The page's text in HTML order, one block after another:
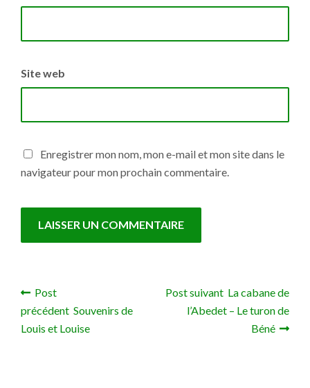
Site web
Enregistrer mon nom, mon e-mail et mon site dans le
navigateur pour mon prochain commentaire.
Navigation de l’article
Post
précédent Souvenirs de
Louis et Louise
Post suivant La cabane de
l’Abedet – Le turon de
Béné